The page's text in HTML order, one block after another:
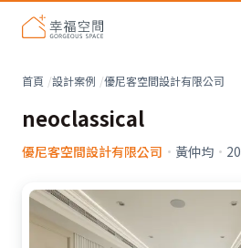
首頁 設計案例 優尼客空間設計有限公司
neoclassical
優尼客空間設計有限公司 · 黃仲均 ·